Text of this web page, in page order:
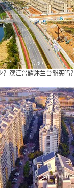
滨江兴耀沐兰台能买吗？